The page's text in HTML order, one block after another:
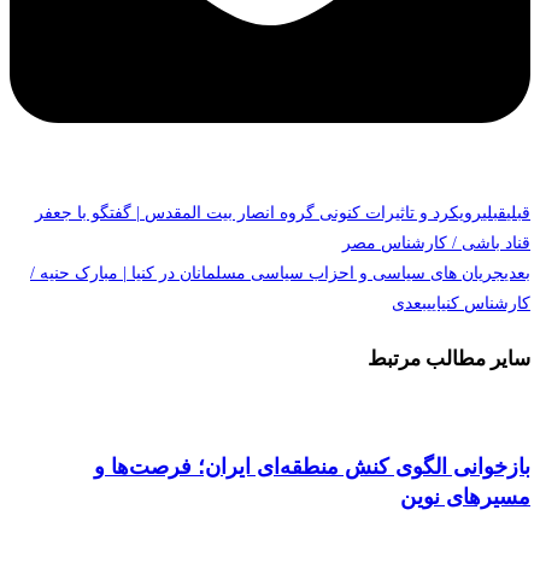
قبلیقبلیرویکرد و تاثیرات کنونی گروه انصار بیت المقدس | گفتگو با جعفر
قناد باشی / کارشناس مصر
بعدیجریان های سیاسی و احزاب سیاسی مسلمانان در کنیا | مبارک حنیه /
کارشناس کنیاییبعدی
سایر مطالب مرتبط
بازخوانی الگوی کنش منطقه‌ای ایران؛ فرصت‌ها و
مسیرهای نوین